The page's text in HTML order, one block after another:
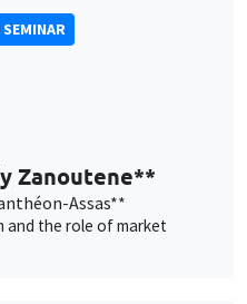
Zanoutene**
Assas**
and the role of market